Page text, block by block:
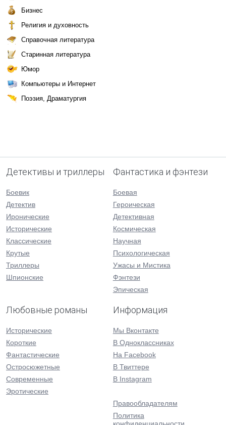
Бизнес
Религия и духовность
Справочная литература
Старинная литература
Юмор
Компьютеры и Интернет
Поэзия, Драматургия
Детективы и триллеры
Боевик
Детектив
Иронические
Исторические
Классические
Крутые
Триллеры
Шпионские
Фантастика и фэнтези
Боевая
Героическая
Детективная
Космическая
Научная
Психологическая
Ужасы и Мистика
Фэнтези
Эпическая
Любовные романы
Исторические
Короткие
Фантастические
Остросюжетные
Современные
Эротические
Информация
Мы Вконтакте
В Одноклассниках
На Facebook
В Твиттере
В Instagram
Правообладателям
Политика